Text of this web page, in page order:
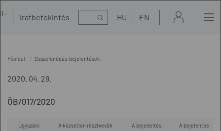
Iratbetekintés Kereső HU EN
Főoldal Összefonódás-bejelentések
2020. 04. 28.
ÖB/017/2020
Ügyszám A közvetlen résztvevők
A bejelentés
A bejelentés